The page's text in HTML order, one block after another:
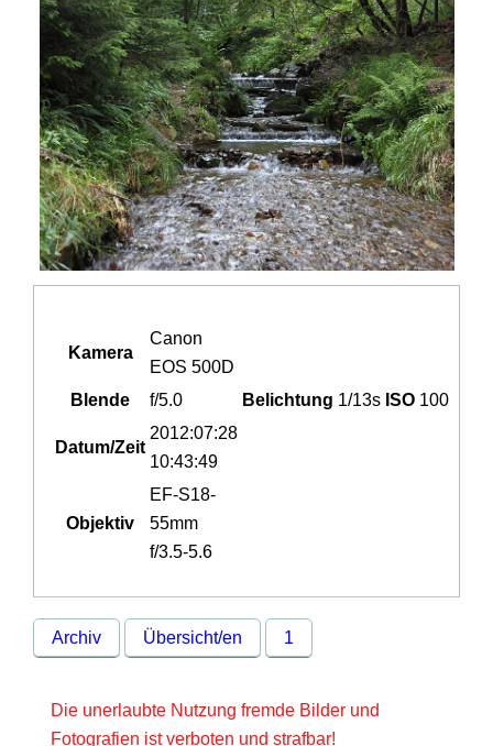
Kamera
Canon
EOS 500D
Blende
f/5.0 Belichtung 1/13s ISO 100
Datum/Zeit
2012:07:28
10:43:49
Objektiv
EF-S18-
55mm
f/3.5-5.6
Archiv Übersicht/en 1
Die unerlaubte Nutzung fremde Bilder und
Fotografien ist verboten und strafbar!